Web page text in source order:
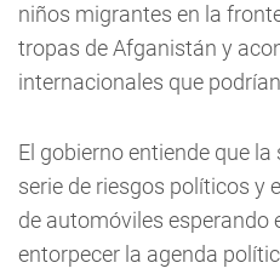
niños migrantes en la
tropas de Afganistán y
internacionales que
El gobierno entiende que
serie de riesgos políticos y
de automóviles esperando
entorpecer la agenda